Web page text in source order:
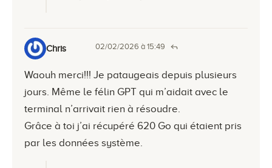
Chris 02/02/2026 à 15:49
Waouh merci!!! Je pataugeais depuis plusieurs
jours. Même le félin GPT qui m’aidait avec le
terminal n’arrivait rien à résoudre.
Grâce à toi j’ai récupéré 620 Go qui étaient pris
par les données système.